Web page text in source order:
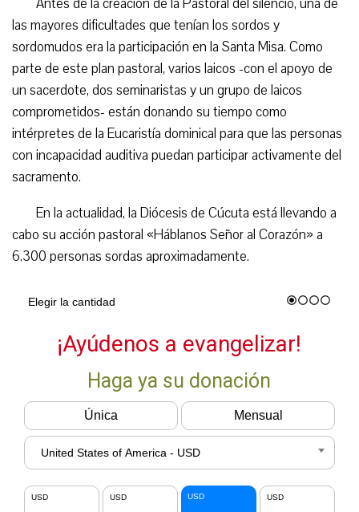
las mayores dificultades que tenían los sordos y
sordomudos era la participación en la Santa Misa. Como
parte de este plan pastoral, varios laicos -con el apoyo de
un sacerdote, dos seminaristas y un grupo de laicos
comprometidos- están donando su tiempo como
intérpretes de la Eucaristía dominical para que las personas
con incapacidad auditiva puedan participar activamente del
sacramento.
En la actualidad, la Diócesis de Cúcuta está llevando a
cabo su acción pastoral «Háblanos Señor al Corazón» a
6.300 personas sordas aproximadamente.